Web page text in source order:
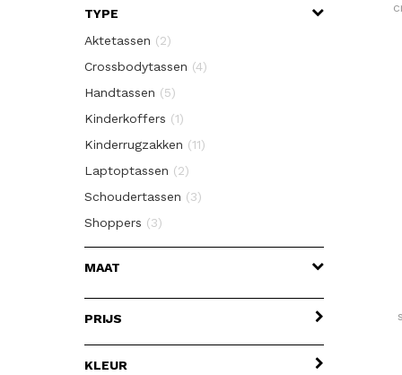
TYPE
Aktetassen (2)
Crossbodytassen (4)
Handtassen (5)
Kinderkoffers (1)
Kinderrugzakken (11)
Laptoptassen (2)
Schoudertassen (3)
Shoppers (3)
MAAT
PRIJS
KLEUR